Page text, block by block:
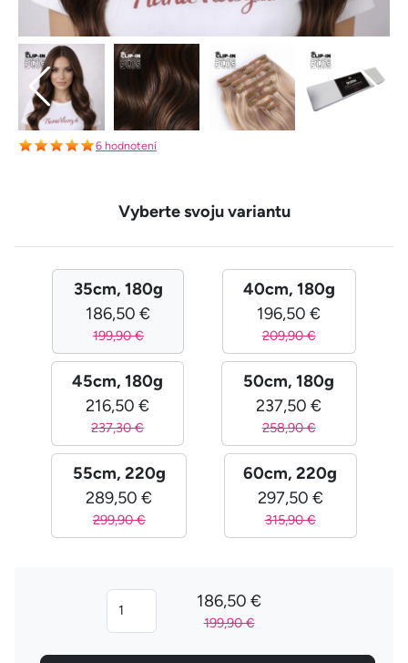
6 hodnotení
Vyberte svoju variantu
35cm, 180g
186,50 €
199,90 €
40cm, 180g
196,50 €
209,90 €
45cm, 180g
216,50 €
237,30 €
50cm, 180g
237,50 €
258,90 €
55cm, 220g
289,50 €
299,90 €
60cm, 220g
297,50 €
315,90 €
186,50 €
199,90 €